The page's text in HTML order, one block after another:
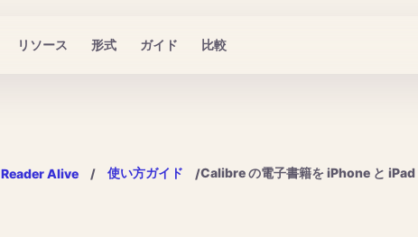
リソース 形式 ガイド 比較
Reader Alive / 使い方ガイド /Calibre の電子書籍を iPhone と iPad